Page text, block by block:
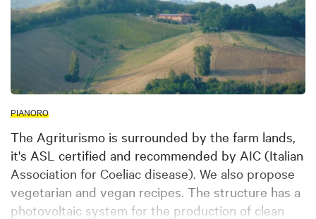
PIANORO
The Agriturismo is surrounded by the farm lands,
it's ASL certified and recommended by AIC (Italian
Association for Coeliac disease). We also propose
vegetarian and vegan recipes. The structure has a
photovoltaic system for the production of clean